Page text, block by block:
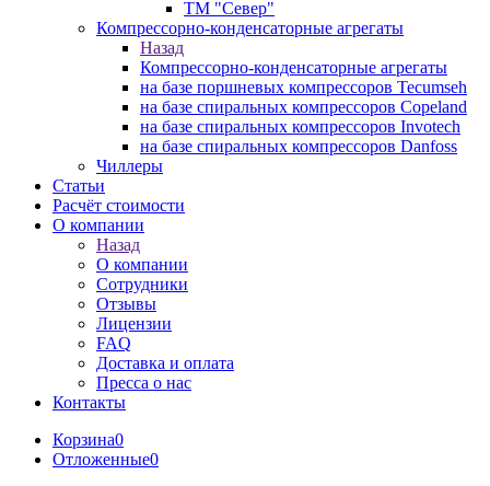
ТМ "Север"
Компрессорно-конденсаторные агрегаты
Назад
Компрессорно-конденсаторные агрегаты
на базе поршневых компрессоров Tecumseh
на базе спиральных компрессоров Copeland
на базе спиральных компрессоров Invotech
на базе спиральных компрессоров Danfoss
Чиллеры
Статьи
Расчёт стоимости
О компании
Назад
О компании
Сотрудники
Отзывы
Лицензии
FAQ
Доставка и оплата
Пресса о нас
Контакты
Корзина0
Отложенные0